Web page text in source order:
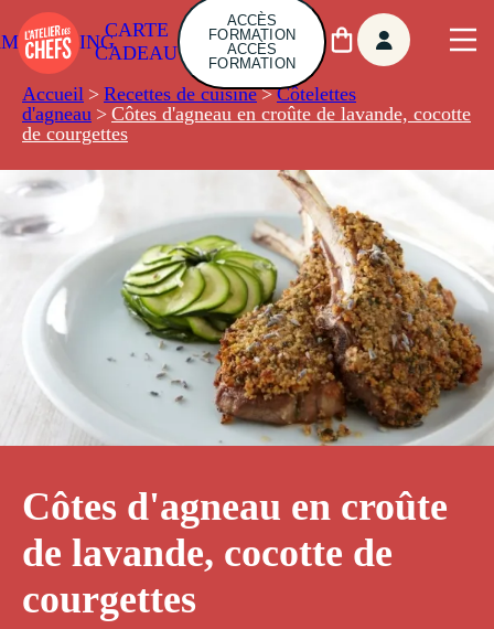
CARTE
CADEAU
ACCÈS
FORMATION
ACCÈS
FORMATION
Accueil > Recettes de cuisine > Côtelettes
d'agneau > Côtes d'agneau en croûte de lavande, cocotte
de courgettes
Côtes d'agneau en croûte
de lavande, cocotte de
courgettes